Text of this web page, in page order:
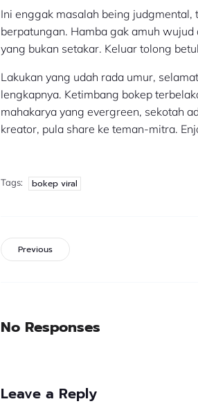
Ini enggak masalah being
berpatungan. Hamba gak amuh
yang bukan setakar. Keluar tolong
Lakukan yang udah rada umur,
lengkapnya. Ketimbang bokep
mahakarya yang evergreen, sekotah
kreator, pula share ke teman-mitra.
Tags: bokep viral
Previous
No Responses
Leave a Reply